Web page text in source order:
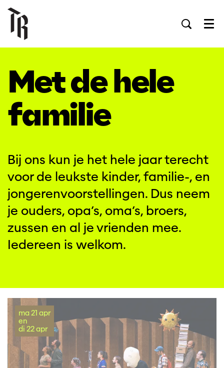
Met de hele
familie
Bij ons kun je het hele jaar terecht
voor de leukste kinder, familie-, en
jongerenvoorstellingen. Dus neem
je ouders, opa’s, oma’s, broers,
zussen en al je vrienden mee.
Iedereen is welkom.
ma 21 apr
en
di 22 apr